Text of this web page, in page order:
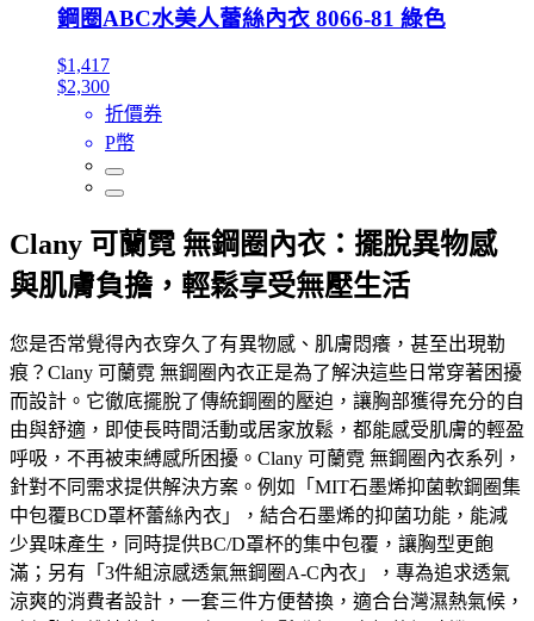
鋼圈ABC水美人蕾絲內衣 8066-81 綠色
$1,417
$2,300
折價券
P幣
Clany 可蘭霓 無鋼圈內衣：擺脫異物感
與肌膚負擔，輕鬆享受無壓生活
您是否常覺得內衣穿久了有異物感、肌膚悶癢，甚至出現勒
痕？Clany 可蘭霓 無鋼圈內衣正是為了解決這些日常穿著困擾
而設計。它徹底擺脫了傳統鋼圈的壓迫，讓胸部獲得充分的自
由與舒適，即使長時間活動或居家放鬆，都能感受肌膚的輕盈
呼吸，不再被束縛感所困擾。Clany 可蘭霓 無鋼圈內衣系列，
針對不同需求提供解決方案。例如「MIT石墨烯抑菌軟鋼圈集
中包覆BCD罩杯蕾絲內衣」，結合石墨烯的抑菌功能，能減
少異味產生，同時提供BC/D罩杯的集中包覆，讓胸型更飽
滿；另有「3件組涼感透氣無鋼圈A-C內衣」，專為追求透氣
涼爽的消費者設計，一套三件方便替換，適合台灣濕熱氣候，